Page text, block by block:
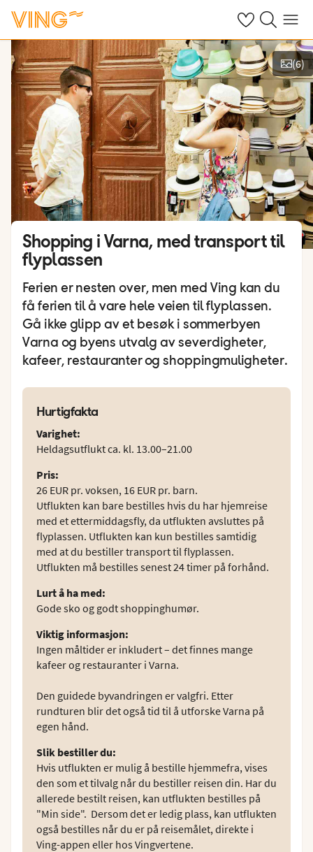
Se dine sparte
Søk påMeny
Vis bilder
(6)
Shopping i Varna, med transport til
flyplassen
Ferien er nesten over, men med Ving kan du
få ferien til å vare hele veien til flyplassen.
Gå ikke glipp av et besøk i sommerbyen
Varna og byens utvalg av severdigheter,
kafeer, restauranter og shoppingmuligheter.
Hurtigfakta
Varighet:
Heldagsutflukt ca. kl. 13.00–21.00
Pris:
26 EUR pr. voksen, 16 EUR pr. barn.
Utflukten kan bare bestilles hvis du har hjemreise
med et ettermiddagsfly, da utflukten avsluttes på
flyplassen. Utflukten kan kun bestilles samtidig
med at du bestiller transport til flyplassen.
Utflukten må bestilles senest 24 timer på forhånd.
Lurt å ha med:
Gode sko og godt shoppinghumør.
Viktig informasjon:
Ingen måltider er inkludert – det finnes mange
kafeer og restauranter i Varna.
Den guidede byvandringen er valgfri. Etter
rundturen blir det også tid til å utforske Varna på
egen hånd.
Slik bestiller du:
Hvis utflukten er mulig å bestille hjemmefra, vises
den som et tilvalg når du bestiller reisen din. Har du
allerede bestilt reisen, kan utflukten bestilles på
"Min side". Dersom det er ledig plass, kan utflukten
også bestilles når du er på reisemålet, direkte i
Ving-appen eller hos Vingvertene.